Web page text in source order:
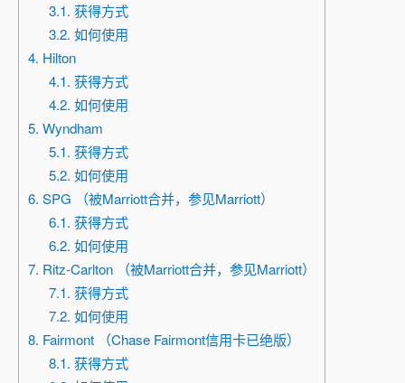
3.1. 获得方式
3.2. 如何使用
4. Hilton
4.1. 获得方式
4.2. 如何使用
5. Wyndham
5.1. 获得方式
5.2. 如何使用
6. SPG （被Marriott合并，参见Marriott）
6.1. 获得方式
6.2. 如何使用
7. Ritz-Carlton （被Marriott合并，参见Marriott）
7.1. 获得方式
7.2. 如何使用
8. Fairmont （Chase Fairmont信用卡已绝版）
8.1. 获得方式